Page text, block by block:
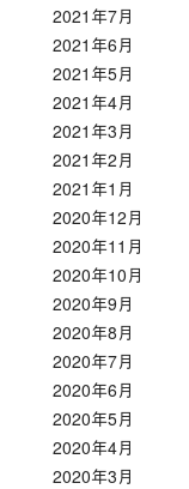
2021年7月
2021年6月
2021年5月
2021年4月
2021年3月
2021年2月
2021年1月
2020年12月
2020年11月
2020年10月
2020年9月
2020年8月
2020年7月
2020年6月
2020年5月
2020年4月
2020年3月